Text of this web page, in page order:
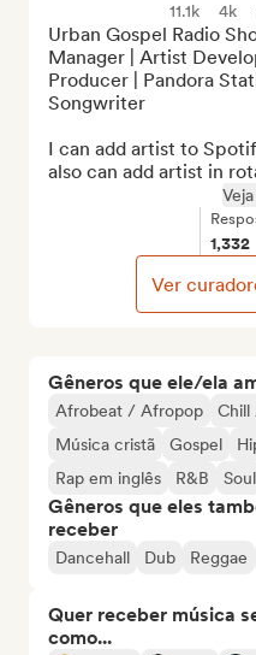
Gêneros que ele/ela
Afrobeat / Afropop
Chill
Música cristã
Gospel
Rap em inglês
R&B Soul
Gêneros que eles
receber
Dancehall Dub Reggae
Quer receber música
como...
11.1k 4k
Urban Gospel Radio
Manager | Artist
Producer | Pandora
Songwriter
I can add artist to
also can add artist in
1,332
Ver